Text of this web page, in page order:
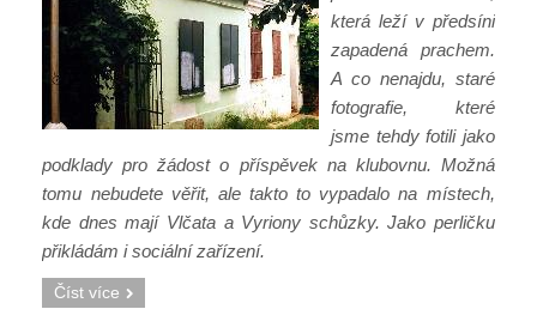
která leží v předsíni
zapadená prachem.
A co nenajdu, staré
fotografie, které
jsme tehdy fotili jako
podklady pro žádost o příspěvek na klubovnu. Možná
tomu nebudete věřit, ale takto to vypadalo na místech,
kde dnes mají Vlčata a Vyriony schůzky. Jako perličku
přikládám i sociální zařízení.
Číst více